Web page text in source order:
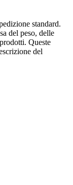
standard.
del peso, delle
Queste
del